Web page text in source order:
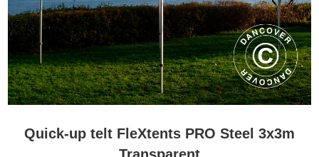
Quick-up telt FleXtents PRO Steel 3x3m